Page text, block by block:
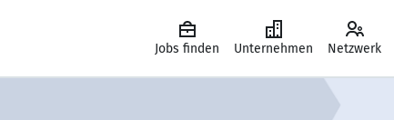
Jobs finden Unternehmen Netzwerk